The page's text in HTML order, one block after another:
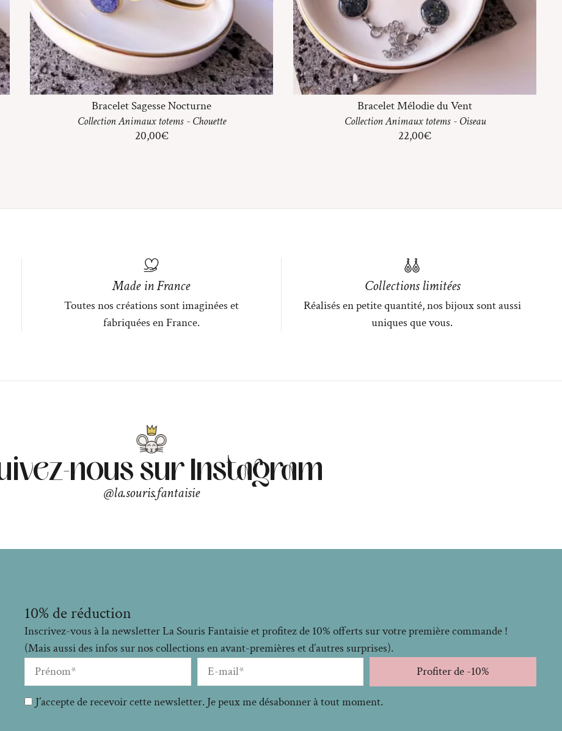
Bracelet Sagesse Nocturne
CollectionAnimaux totems - Chouette
20,00€
Bracelet Mélodie du Vent
CollectionAnimaux totems - Oiseau
22,00€
Made in France
Toutes nos créations sont imaginées et
fabriquées en France.
Collections limitées
Réalisés en petite quantité, nos bijoux sont aussi
uniques que vous.
nous sur Instagram
@la.souris.fantaisie
10% de réduction
Inscrivez-vous à la newsletter La Souris Fantaisie et profitez de 10% offerts sur votre première commande !
(Mais aussi des infos sur nos collections en avant-premières et d’autres surprises).
J’accepte de recevoir cette newsletter. Je peux me désabonner à tout moment.
Profiter de -10%